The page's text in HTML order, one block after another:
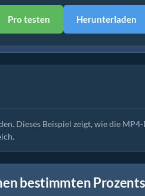
Pro testen Herunterladen
Dieses Beispiel zeigt, wie die
bestimmten